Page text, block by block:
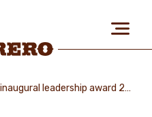
Ferrero awarded Bonsucro’s inaugural leadership award 2014